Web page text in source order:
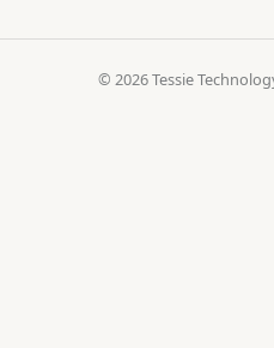
© 2026 Tessie